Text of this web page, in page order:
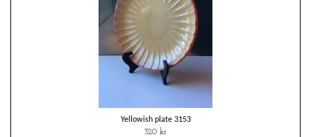
Yellowish plate 3153
320 kr